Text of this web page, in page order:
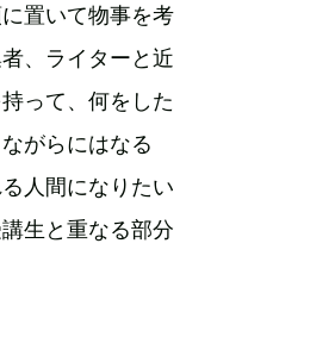
置いて物事を考
、ライターと近
って、何をした
がらにはなる
人間になりたい
生と重なる部分